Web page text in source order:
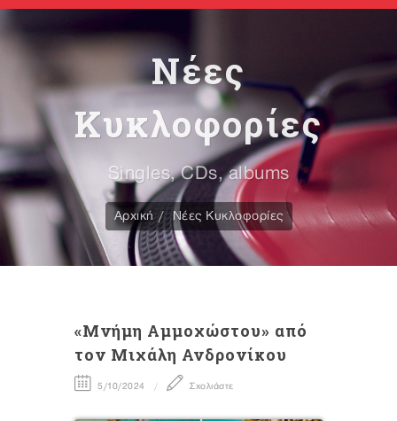
Νέες
Κυκλοφορίες
Singles, CDs, albums
Αρχική Νέες Κυκλοφορίες
«Μνήμη Αμμοχώστου» από
τον Μιχάλη Ανδρονίκου
5/10/2024 Σχολιάστε